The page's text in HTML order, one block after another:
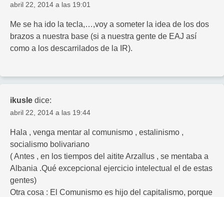
abril 22, 2014 a las 19:01
Me se ha ido la tecla,…,voy a someter la idea de los dos
brazos a nuestra base (si a nuestra gente de EAJ así
como a los descarrilados de la IR).
ikusle dice:
abril 22, 2014 a las 19:44
Hala , venga mentar al comunismo , estalinismo ,
socialismo bolivariano
( Antes , en los tiempos del aitite Arzallus , se mentaba a
Albania .Qué excepcional ejercicio intelectual el de estas
gentes)
Otra cosa : El Comunismo es hijo del capitalismo, porque